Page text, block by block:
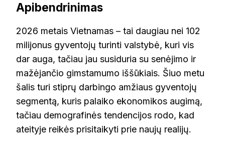
Apibendrinimas
2026 metais Vietnamas – tai daugiau nei 102
milijonus gyventojų turinti valstybė, kuri vis
dar auga, tačiau jau susiduria su senėjimo ir
mažėjančio gimstamumo iššūkiais. Šiuo metu
šalis turi stiprų darbingo amžiaus gyventojų
segmentą, kuris palaiko ekonomikos augimą,
tačiau demografinės tendencijos rodo, kad
ateityje reikės prisitaikyti prie naujų realijų.